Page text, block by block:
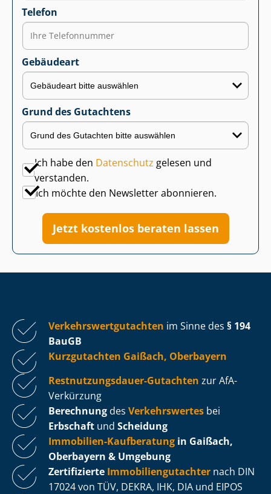
Telefon
Gebäudeart
Grund des Gutachtens
Ich habe den Datenschutz gelesen und
verstanden.
Ich möchte den Newsletter abonnieren.
Jetzt kostenlos beraten lassen
Ver­kehrs­wert­gut­ach­ten im Sinne des § 194
BauGB
Kurzgutachten Gaißach, Oberbayern
Rest­nut­zungs­dau­er-Gutachten zur AfA-
Verkürzung
Berechnung des Verkehrswertes bei
Erbschaft und Scheidung
Immobilien-Kaufberatung in Gaißach,
Oberbayern & Umgebung
Zertifizierte Im­mo­bi­li­en­gut­ach­ter nach DIN
17024 von TÜV, DEKRA, IHK, DIA und EIPOS